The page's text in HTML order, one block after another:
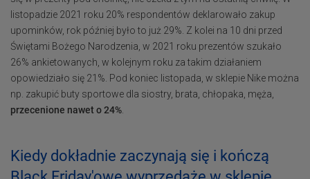
listopadzie 2021 roku 20% respondentów deklarowało zakup
upominków, rok później było to już 29%. Z kolei na 10 dni przed
Świętami Bożego Narodzenia, w 2021 roku prezentów szukało
26% ankietowanych, w kolejnym roku za takim działaniem
opowiedziało się 21%. Pod koniec listopada, w sklepie Nike można
np. zakupić buty sportowe dla siostry, brata, chłopaka, męża,
przecenione nawet o 24%
Kiedy dokładnie zaczynają się i kończą